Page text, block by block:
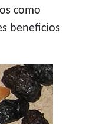
como
beneficios